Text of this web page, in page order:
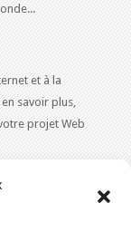
et à la
savoir plus,
projet Web